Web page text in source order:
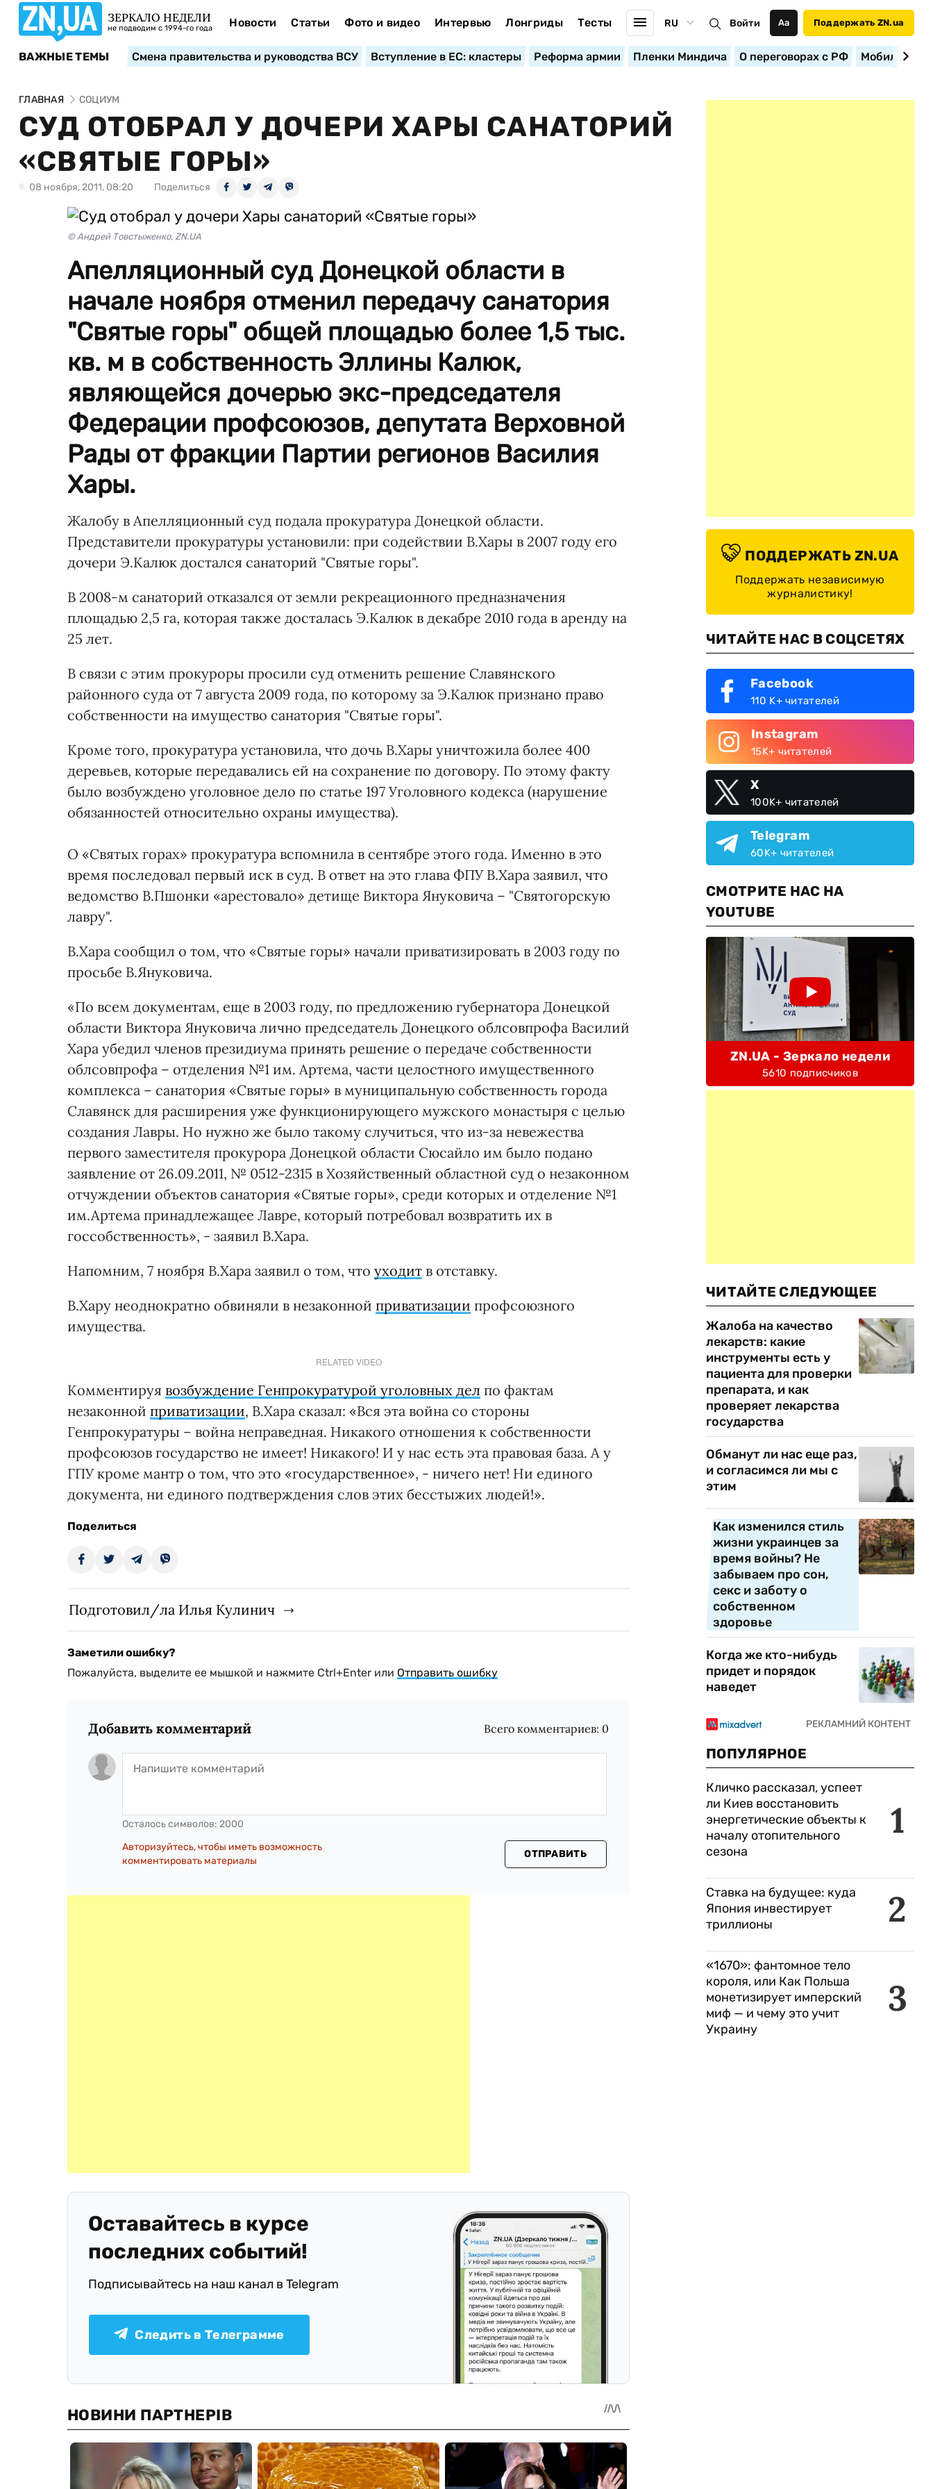
ЗЕРКАЛО НЕДЕЛИ
не подводим с 1994-го года Новости Статьи Фото и видео Интервью Лонгриды Тесты RU Войти Аа Поддержать ZN.ua
ВАЖНЫЕ ТЕМЫ Смена правительства и руководства ВСУ Вступление в ЕС: кластеры Реформа армии Пленки Миндича О переговорах с РФ
ГЛАВНАЯ СОЦИУМ
СУД ОТОБРАЛ У ДОЧЕРИ ХАРЫ САНАТОРИЙ
«СВЯТЫЕ ГОРЫ»
08 ноября, 2011, 08:20 Поделиться
© Андрей Товстыженко, ZN.UA
Апелляционный суд Донецкой области в
начале ноября отменил передачу санатория
"Святые горы" общей площадью более 1,5 тыс.
кв. м в собственность Эллины Калюк,
являющейся дочерью экс-председателя
Федерации профсоюзов, депутата Верховной
Рады от фракции Партии регионов Василия
Хары.
Жалобу в Апелляционный суд подала прокуратура Донецкой области.
Представители прокуратуры установили: при содействии В.Хары в 2007 году его
дочери Э.Калюк достался санаторий "Святые горы".
В 2008-м санаторий отказался от земли рекреационного предназначения
площадью 2,5 га, которая также досталась Э.Калюк в декабре 2010 года в аренду на
25 лет.
В связи с этим прокуроры просили суд отменить решение Славянского
районного суда от 7 августа 2009 года, по которому за Э.Калюк признано право
собственности на имущество санатория "Святые горы".
Кроме того, прокуратура установила, что дочь В.Хары уничтожила более 400
деревьев, которые передавались ей на сохранение по договору. По этому факту
было возбуждено уголовное дело по статье 197 Уголовного кодекса (нарушение
обязанностей относительно охраны имущества).
О «Святых горах» прокуратура вспомнила в сентябре этого года. Именно в это
время последовал первый иск в суд. В ответ на это глава ФПУ В.Хара заявил, что
ведомство В.Пшонки «арестовало» детище Виктора Януковича – "Святогорскую
лавру".
В.Хара сообщил о том, что «Святые горы» начали приватизировать в 2003 году по
просьбе В.Януковича.
«По всем документам, еще в 2003 году, по предложению губернатора Донецкой
области Виктора Януковича лично председатель Донецкого облсовпрофа Василий
Хара убедил членов президиума принять решение о передаче собственности
облсовпрофа – отделения №1 им. Артема, части целостного имущественного
комплекса – санатория «Святые горы» в муниципальную собственность города
Славянск для расширения уже функционирующего мужского монастыря с целью
создания Лавры. Но нужно же было такому случиться, что из-за невежества
первого заместителя прокурора Донецкой области Сюсайло им было подано
заявление от 26.09.2011, № 0512-2315 в Хозяйственный областной суд о незаконном
отчуждении объектов санатория «Святые горы», среди которых и отделение №1
им.Артема принадлежащее Лавре, который потребовал возвратить их в
госсобственность», - заявил В.Хара.
Напомним, 7 ноября В.Хара заявил о том, что уходит в отставку.
В.Хару неоднократно обвиняли в незаконной приватизации профсоюзного
имущества.
RELATED VIDEO
Комментируя возбуждение Генпрокуратурой уголовных дел по фактам
незаконной приватизации, В.Хара сказал: «Вся эта война со стороны
Генпрокуратуры – война неправедная. Никакого отношения к собственности
профсоюзов государство не имеет! Никакого! И у нас есть эта правовая база. А у
ГПУ кроме мантр о том, что это «государственное», - ничего нет! Ни единого
документа, ни единого подтверждения слов этих бесстыжих людей!».
Поделиться
Подготовил/ла Илья Кулинич
Заметили ошибку?
Пожалуйста, выделите ее мышкой и нажмите Ctrl+Enter или Отправить ошибку
Добавить комментарий Всего комментариев: 0
Осталось символов: 2000
Авторизуйтесь, чтобы иметь возможность
комментировать материалы
ОТПРАВИТЬ
Оставайтесь в курсе
последних событий!
Подписывайтесь на наш канал в Telegram
Следить в Телеграмме
ПОДДЕРЖАТЬ ZN.UA
Поддержать независимую
журналистику!
ЧИТАЙТЕ НАС В СОЦСЕТЯХ
Facebook
110 K+ читателей
Instagram
15K+ читателей
X
100K+ читателей
Telegram
60K+ читателей
СМОТРИТЕ НАС НА
YOUTUBE
ZN.UA - Зеркало недели
5610 подписчиков
ЧИТАЙТЕ СЛЕДУЮЩЕЕ
Жалоба на качество
лекарств: какие
инструменты есть у
пациента для проверки
препарата, и как
проверяет лекарства
государства
Обманут ли нас еще раз,
и согласимся ли мы с
этим
Как изменился стиль
жизни украинцев за
время войны? Не
забываем про сон,
секс и заботу о
собственном
здоровье
Когда же кто-нибудь
придет и порядок
наведет
ПОПУЛЯРНОЕ
1
Кличко рассказал, успеет
ли Киев восстановить
энергетические объекты к
началу отопительного
сезона
2
Ставка на будущее: куда
Япония инвестирует
триллионы
3
«1670»: фантомное тело
короля, или Как Польша
монетизирует имперский
миф — и чему это учит
Украину